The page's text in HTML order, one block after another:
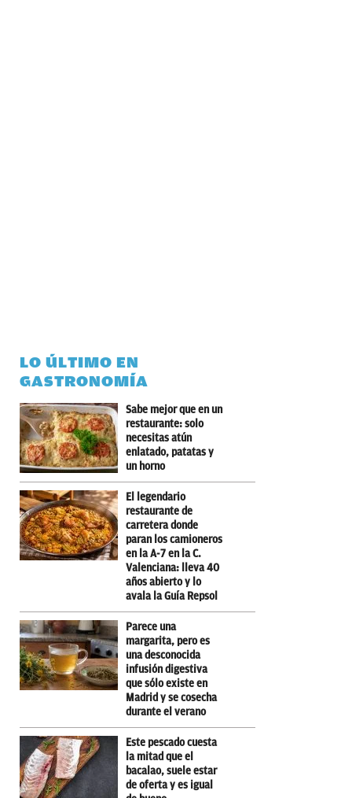
LO ÚLTIMO EN
GASTRONOMÍA
Sabe mejor que en un
restaurante: solo
necesitas atún
enlatado, patatas y
un horno
El legendario
restaurante de
carretera donde
paran los camioneros
en la A-7 en la C.
Valenciana: lleva 40
años abierto y lo
avala la Guía Repsol
Parece una
margarita, pero es
una desconocida
infusión digestiva
que sólo existe en
Madrid y se cosecha
durante el verano
Este pescado cuesta
la mitad que el
bacalao, suele estar
de oferta y es igual